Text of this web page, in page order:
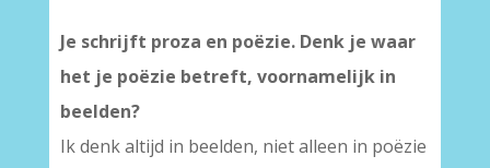
Je schrijft proza en poëzie. Denk je waar
het je poëzie betreft, voornamelijk in
beelden?
Ik denk altijd in beelden, niet alleen in poëzie